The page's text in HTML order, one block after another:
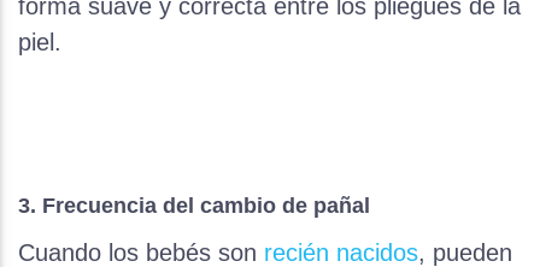
forma suave y correcta entre los pliegues de la
piel.
3. Frecuencia del cambio de pañal
Cuando los bebés son recién nacidos, pueden